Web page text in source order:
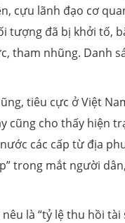
cựu lãnh đạo cơ
tượng đã bị khởi tố,
tham nhũng. Danh
tiêu cực ở Việt
cũng cho thấy hiện
các cấp từ địa
trong mắt người
là “tỷ lệ thu hồi